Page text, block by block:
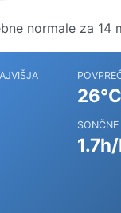
normale za 14
26°C
SONČNE